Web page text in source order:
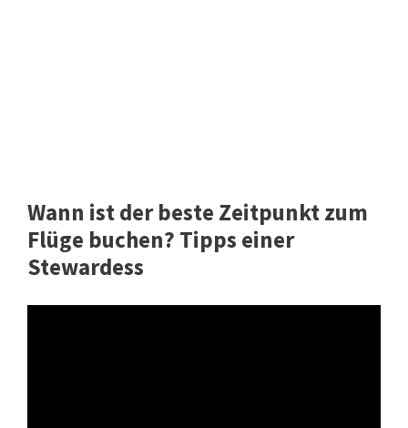
Wann ist der beste Zeitpunkt zum
Flüge buchen? Tipps einer
Stewardess